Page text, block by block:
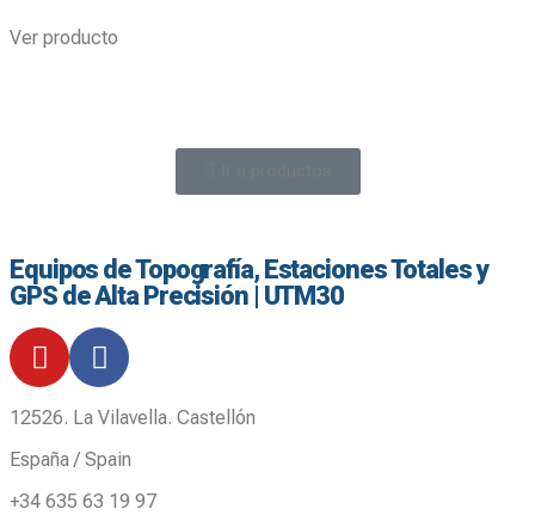
Ver producto
Equipos de Topografía, Estaciones Totales y
GPS de Alta Precisión | UTM30
12526. La Vilavella. Castellón
España / Spain
+34 635 63 19 97